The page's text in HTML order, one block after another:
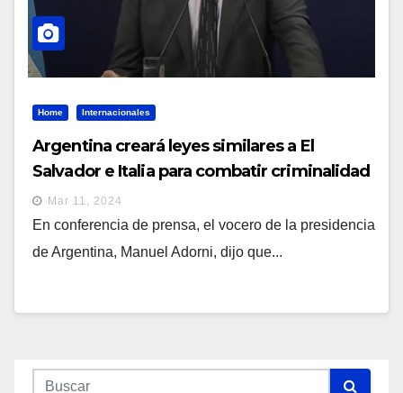
Home Internacionales
Argentina creará leyes similares a El
Salvador e Italia para combatir criminalidad
Mar 11, 2024
En conferencia de prensa, el vocero de la presidencia
de Argentina, Manuel Adorni, dijo que...